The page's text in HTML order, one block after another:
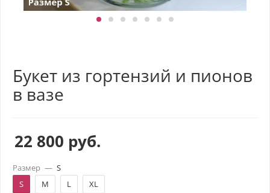
Букет из гортензий и пионов
в вазе
22 800 руб.
Размер — S
S
M L XL